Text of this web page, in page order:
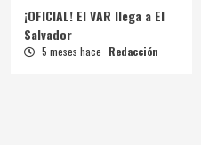
¡OFICIAL! El VAR llega a El
Salvador
5 meses hace Redacción